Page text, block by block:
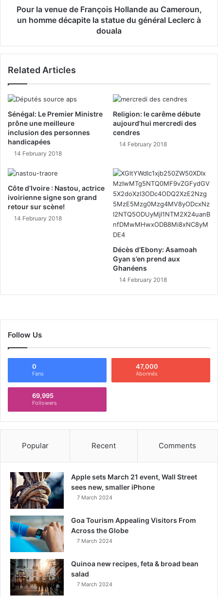
Pour la venue de François Hollande au Cameroun,
un homme décapite la statue du général Leclerc à
douala
Related Articles
Sénégal: Le Premier Ministre
prône une meilleure
inclusion des personnes
handicapées
14 February 2018
Religion: le carême débute
aujourd’hui mercredi des
cendres
14 February 2018
Côte d’Ivoire : Nastou, actrice
ivoirienne signe son grand
retour sur scène!
14 February 2018
Décès d’Ebony: Asamoah
Gyan s’en prend aux
Ghanéens
14 February 2018
Follow Us
0
Fans
47,000
Abonnés
69,995
Followers
Popular Recent Comments
Apple sets March 21 event, Wall Street
sees new, smaller iPhone
7 March 2024
Goa Tourism Appealing Visitors From
Across the Globe
7 March 2024
Quinoa new recipes, feta & broad bean
salad
7 March 2024